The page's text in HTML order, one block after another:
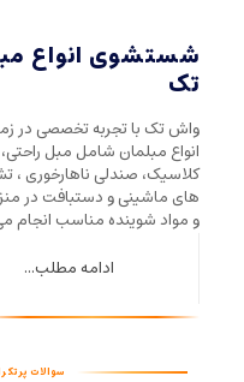
شستشوی انواع
تک
واش تک با تجربه تخصصی در
انواع مبلمان شامل مبل
کلاسیک، صندلی ناهارخوری
های ماشینی و دستبافت در
و مواد شوینده مناسب انجام
ادامه مطلب...
سوالات